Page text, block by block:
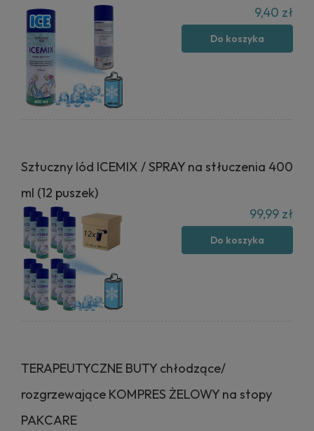
9,40 zł
Do koszyka
Sztuczny lód ICEMIX / SPRAY na stłuczenia 400
ml (12 puszek)
99,99 zł
Do koszyka
TERAPEUTYCZNE BUTY chłodzące/
rozgrzewające KOMPRES ŻELOWY na stopy
PAKCARE